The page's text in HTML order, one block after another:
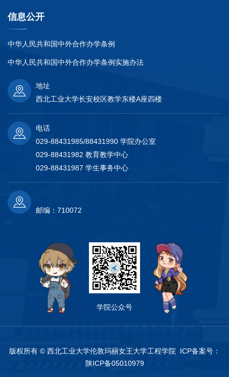
信息公开
中华人民共和国中外合作办学条例
中华人民共和国中外合作办学条例实施办法
地址
西北工业大学长安校区教学东楼A座四楼
电话
029-88431985/88431990 学院办公室
029-88431982 教育教学中心
029-88431987 学生事务中心
邮编：710072
学院公众号
版权所有 © 西北工业大学伦敦玛丽女王大学工程学院 ICP备案号：
陕ICP备05010979